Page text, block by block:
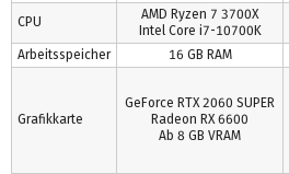
CPU
AMD Ryzen 7 3700X
Intel Core i7-10700K
Arbeitsspeicher
16 GB RAM
Grafikkarte
GeForce RTX 2060 SUPER
Radeon RX 6600
Ab 8 GB VRAM